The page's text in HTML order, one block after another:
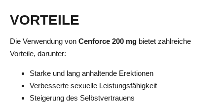
VORTEILE
Die Verwendung von Cenforce 200 mg bietet zahlreiche
Vorteile, darunter:
Starke und lang anhaltende Erektionen
Verbesserte sexuelle Leistungsfähigkeit
Steigerung des Selbstvertrauens